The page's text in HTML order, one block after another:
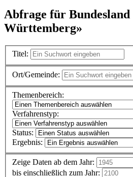
Abfrage für Bundesland
Württemberg»
Titel:
Ort/Gemeinde:
Themenbereich:
Verfahrenstyp:
Status:
Ergebnis:
Zeige Daten ab dem Jahr:
bis einschließlich zum Jahr: